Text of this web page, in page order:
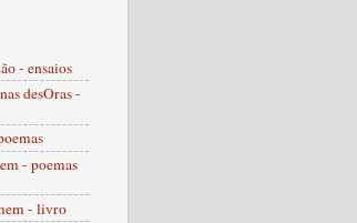
- ensaios
desOras -
- poemas
- livro